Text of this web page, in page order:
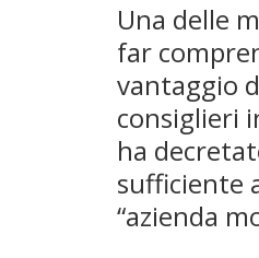
Una delle
far
vantaggio
consiglieri
ha
sufficiente
“azienda